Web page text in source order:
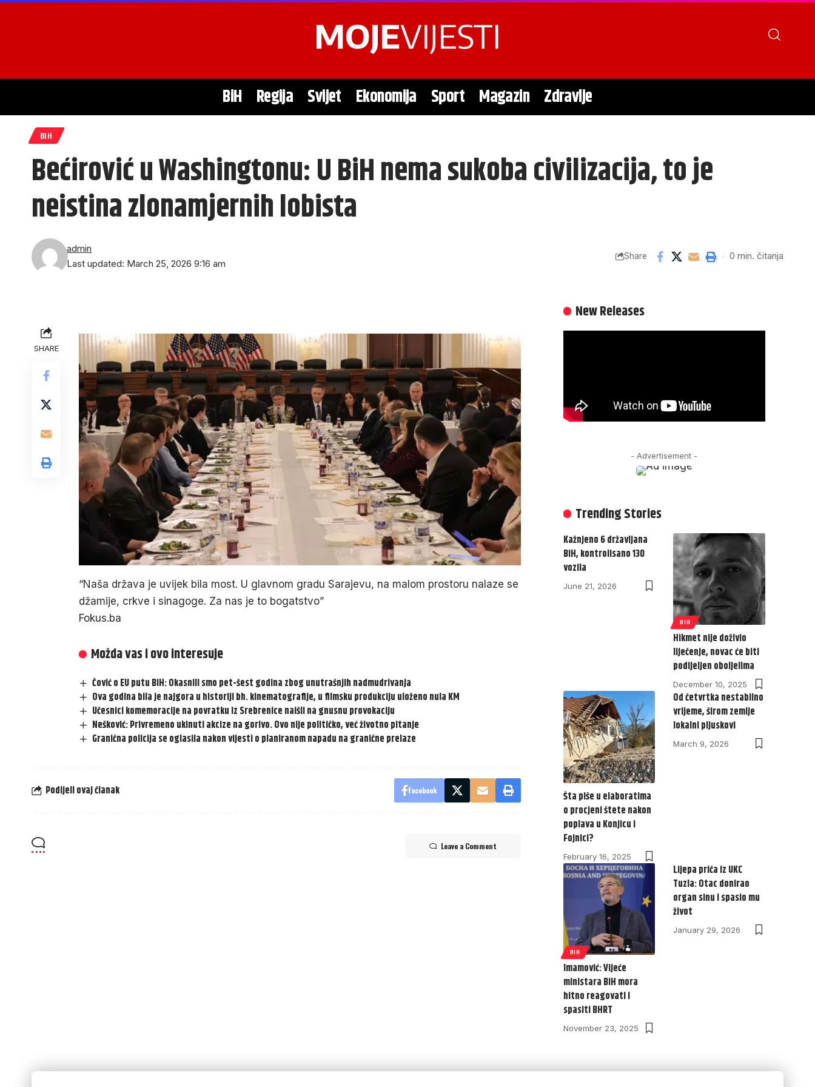
BiH Regija Svijet Ekonomija Sport Magazin Zdravlje
BIH
Bećirović u Washingtonu: U BiH nema sukoba civilizacija, to je
neistina zlonamjernih lobista
Last updated: March 25, 2026 9:16 am
admin
Share 0 min. čitanja
SHARE
“Naša država je uvijek bila most. U glavnom gradu Sarajevu, na malom prostoru nalaze se
džamije, crkve i sinagoge. Za nas je to bogatstvo”
Fokus.ba
Možda vas i ovo interesuje
Čović o EU putu BiH: Okasnili smo pet-šest godina zbog unutrašnjih nadmudrivanja
Ova godina bila je najgora u historiji bh. kinematografije, u filmsku produkciju uloženo nula KM
Učesnici komemoracije na povratku iz Srebrenice naišli na gnusnu provokaciju
Nešković: Privremeno ukinuti akcize na gorivo. Ovo nije političko, već životno pitanje
Granična policija se oglasila nakon vijesti o planiranom napadu na granične prelaze
Podijeli ovaj članak Facebook
Leave a Comment
New Releases
- Advertisement -
Trending Stories
Kažnjeno 6 državljana
BiH, kontrolisano 130
vozila
June 21, 2026
BIH
Hikmet nije doživio
liječenje, novac će biti
podijeljen oboljelima
December 10, 2025
Šta piše u elaboratima
o procjeni štete nakon
poplava u Konjicu i
Fojnici?
February 16, 2025
Od četvrtka nestabilno
vrijeme, širom zemlje
lokalni pljuskovi
March 9, 2026
BIH
Imamović: Vijeće
ministara BiH mora
hitno reagovati i
spasiti BHRT
November 23, 2025
Lijepa priča iz UKC
Tuzla: Otac donirao
organ sinu i spasio mu
život
January 29, 2026